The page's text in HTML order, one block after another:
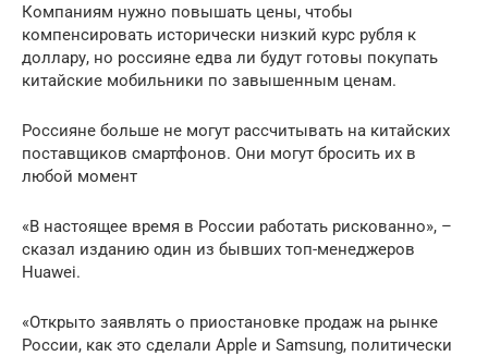
Компаниям нужно повышать цены, чтобы
компенсировать исторически низкий курс рубля к
доллару, но россияне едва ли будут готовы покупать
китайские мобильники по завышенным ценам.
Россияне больше не могут рассчитывать на китайских
поставщиков смартфонов. Они могут бросить их в
любой момент
«В настоящее время в России работать рискованно», –
сказал изданию один из бывших топ-менеджеров
Huawei.
«Открыто заявлять о приостановке продаж на рынке
России, как это сделали Apple и Samsung, политически